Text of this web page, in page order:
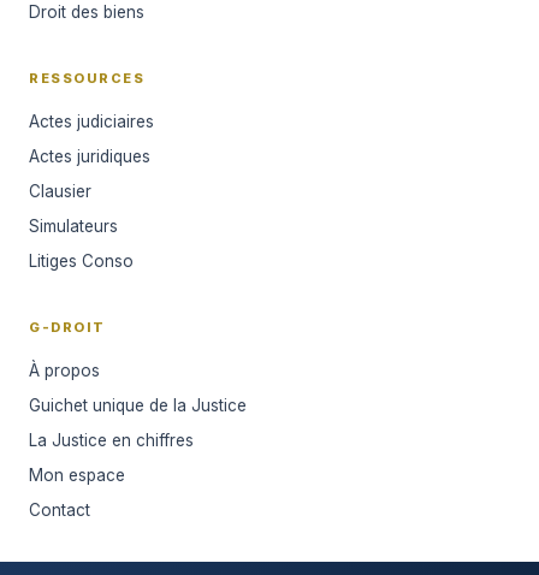
Droit des biens
RESSOURCES
Actes judiciaires
Actes juridiques
Clausier
Simulateurs
Litiges Conso
G-DROIT
À propos
Guichet unique de la Justice
La Justice en chiffres
Mon espace
Contact